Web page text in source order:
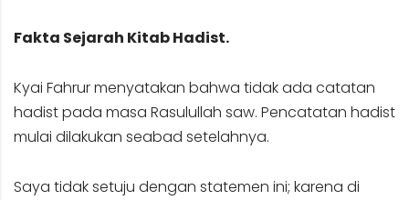
Fakta Sejarah Kitab Hadist.
Kyai Fahrur menyatakan bahwa tidak ada catatan
hadist pada masa Rasulullah saw. Pencatatan hadist
mulai dilakukan seabad setelahnya.
Saya tidak setuju dengan statemen ini; karena di